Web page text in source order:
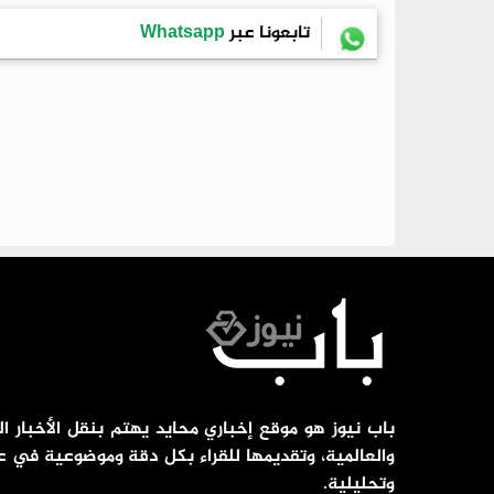
تابعونا عبرWhatsapp
باب نيوز هو موقع إخباري محايد يهتم بنقل الأخبار
والعالمية، وتقديمها للقراء بكل دقة وموضوعية في
وتحليلية.